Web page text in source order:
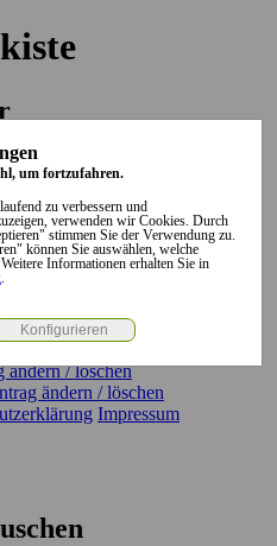
und des Landkreises...
ändern / löschen
ändern / löschen
Impressum
um fortzufahren.
zu verbessern und
verwenden wir Cookies. Durch
stimmen Sie der Verwendung zu.
können Sie auswählen, welche
Informationen erhalten Sie in
.